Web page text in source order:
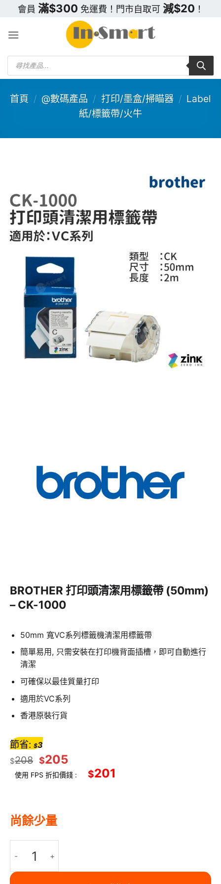
content
會員 滿$300 免運費！門市自取可 減$20 ！
Products
search
首頁 / @數碼產品 / 打印/墨盒/掃瞄器 / Label
紙/標籤帶/火牛
BROTHER 打印頭清潔用標籤帶 (50mm)
– CK-1000
50mm 寬VC系列標籤機清潔用標籤帶
簡單易用, 只需安裝在打印機背面插槽，即可自動進行
清潔
可確保以最佳質量打印
適用於VC系列
香港原裝行貨
$208 $205
節省: $3
使用 FPS 折扣價錢 : $201
尚餘少量